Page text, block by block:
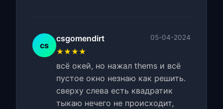
cs
csgomendirt 05-04-2024
★★★★
всё окей, но нажал thems и всё
пустое окно незнаю как решить.
сверху слева есть квадратик
тыкаю нечего не происходит,